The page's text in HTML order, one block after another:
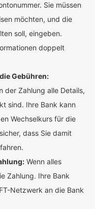
Sie müssen
möchten, und die
soll, eingeben.
doppelt
Gebühren:
der Zahlung alle Details,
sind. Ihre Bank kann
Wechselkurs für die
dass Sie damit
Wenn alles
Zahlung. Ihre Bank
Netzwerk an die Bank